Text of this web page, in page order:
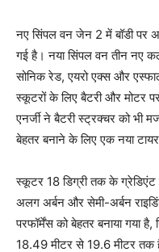
नए सिंपल वन जेन 2 में बॉडी पर
गई है। नया सिंपल वन तीन नए
सोनिक रेड, एयरो एक्स और
स्कूटरों के लिए बैटरी और मोटर
एनर्जी ने बैटरी स्ट्रक्चर को भी
बेहतर बनाने के लिए एक नया
स्कूटर 18 डिग्री तक के
अलग अर्बन और सेमी-अर्बन
परफॉर्मेंस को बेहतर बनाया गया
18.49 मीटर से 19.6 मीटर तक